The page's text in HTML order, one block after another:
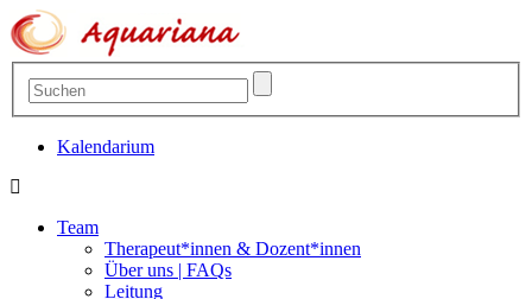
Kalendarium
Team
Therapeut*innen & Dozent*innen
Über uns | FAQs
Leitung